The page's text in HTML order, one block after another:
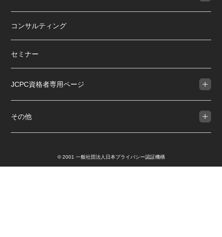
コンサルティング
セミナー
JCPC資格者専用ページ
その他
© 2001 一般社団法人日本プライバシー認証機構